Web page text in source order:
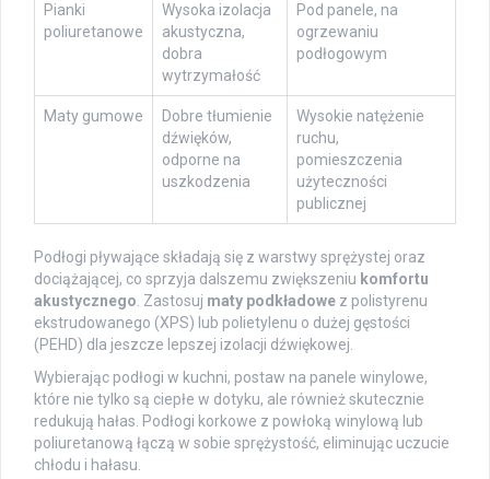
Pianki
poliuretanowe
Wysoka izolacja
akustyczna,
dobra
wytrzymałość
Pod panele, na
ogrzewaniu
podłogowym
Maty gumowe
Dobre tłumienie
dźwięków,
odporne na
uszkodzenia
Wysokie natężenie
ruchu,
pomieszczenia
użyteczności
publicznej
Podłogi pływające składają się z warstwy sprężystej oraz
dociążającej, co sprzyja dalszemu zwiększeniu komfortu
akustycznego. Zastosuj maty podkładowe z polistyrenu
ekstrudowanego (XPS) lub polietylenu o dużej gęstości
(PEHD) dla jeszcze lepszej izolacji dźwiękowej.
Wybierając podłogi w kuchni, postaw na panele winylowe,
które nie tylko są ciepłe w dotyku, ale również skutecznie
redukują hałas. Podłogi korkowe z powłoką winylową lub
poliuretanową łączą w sobie sprężystość, eliminując uczucie
chłodu i hałasu.